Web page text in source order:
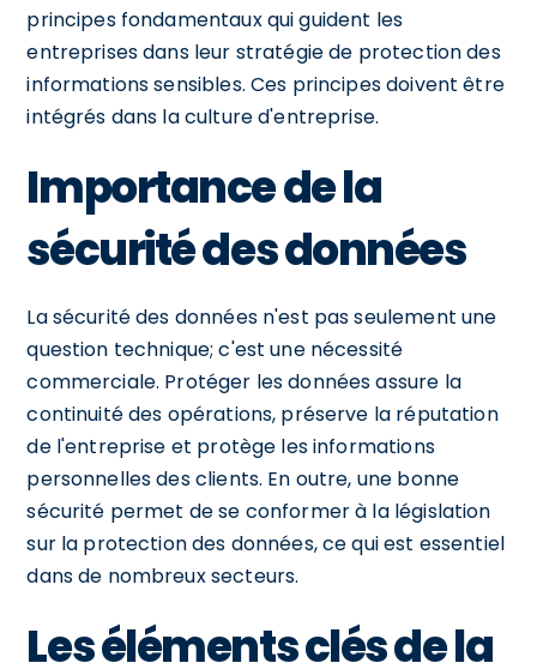
principes fondamentaux qui guident les
entreprises dans leur stratégie de protection des
informations sensibles. Ces principes doivent être
intégrés dans la culture d'entreprise.
Importance de la
sécurité des données
La sécurité des données n'est pas seulement une
question technique; c'est une nécessité
commerciale. Protéger les données assure la
continuité des opérations, préserve la réputation
de l'entreprise et protège les informations
personnelles des clients. En outre, une bonne
sécurité permet de se conformer à la législation
sur la protection des données, ce qui est essentiel
dans de nombreux secteurs.
Les éléments clés de la